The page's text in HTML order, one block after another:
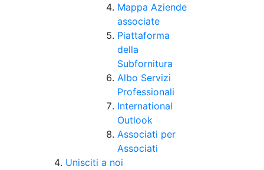
Mappa Aziende
associate
Piattaforma
della
Subfornitura
Albo Servizi
Professionali
International
Outlook
Associati per
Associati
Unisciti a noi